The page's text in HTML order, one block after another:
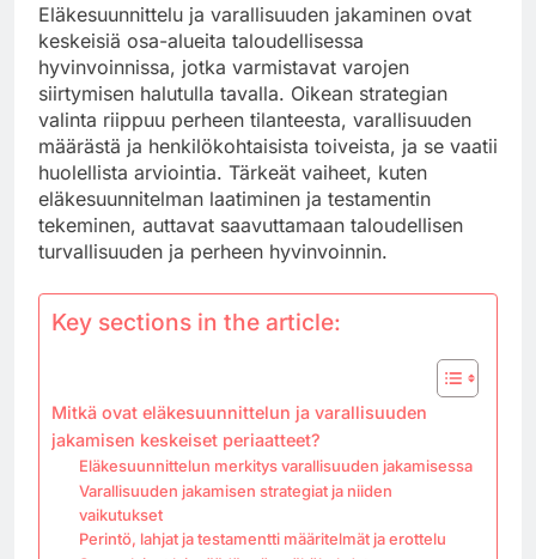
Eläkesuunnittelu ja varallisuuden jakaminen ovat
keskeisiä osa-alueita taloudellisessa
hyvinvoinnissa, jotka varmistavat varojen
siirtymisen halutulla tavalla. Oikean strategian
valinta riippuu perheen tilanteesta, varallisuuden
määrästä ja henkilökohtaisista toiveista, ja se vaatii
huolellista arviointia. Tärkeät vaiheet, kuten
eläkesuunnitelman laatiminen ja testamentin
tekeminen, auttavat saavuttamaan taloudellisen
turvallisuuden ja perheen hyvinvoinnin.
Key sections in the article:
Mitkä ovat eläkesuunnittelun ja varallisuuden
jakamisen keskeiset periaatteet?
Eläkesuunnittelun merkitys varallisuuden jakamisessa
Varallisuuden jakamisen strategiat ja niiden
vaikutukset
Perintö, lahjat ja testamentti määritelmät ja erottelu